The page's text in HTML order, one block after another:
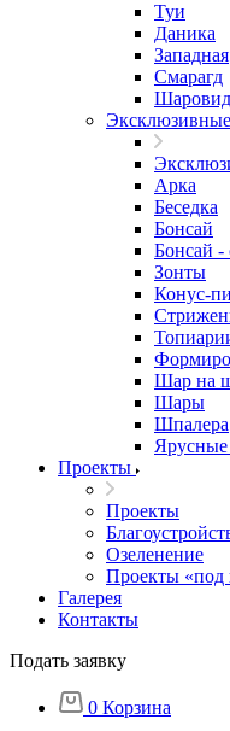
Туи
Даника
Западная
Смарагд
Арка
Беседка
Бонсай
Бонсай -
Зонты
Конус-
Шар на
Шары
Шпалера
Проекты
Проекты
Озеленение
Проекты «под
Галерея
Контакты
Подать заявку
0 Корзина